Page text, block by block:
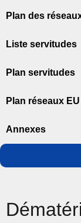
Plan des
Liste servitudes
Plan servitudes
Plan réseaux EU
Annexes